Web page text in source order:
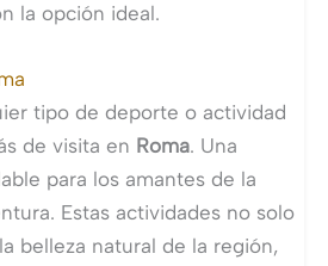
la opción ideal.
tipo de deporte o actividad
de visita en Roma. Una
para los amantes de la
Estas actividades no solo
belleza natural de la región,